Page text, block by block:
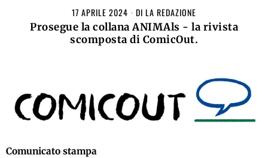
17 APRILE 2024 DI LA REDAZIONE
Prosegue la collana ANIMAls - la rivista
scomposta di ComicOut.
Comunicato stampa